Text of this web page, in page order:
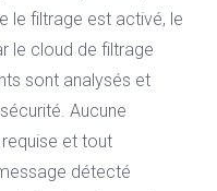
le filtrage est activé, le
le cloud de filtrage
sont analysés et
Aucune
et tout
détecté